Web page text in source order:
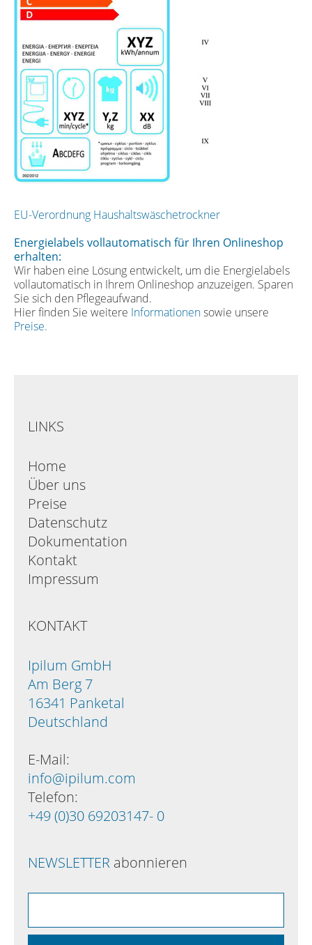
EU-Verordnung Haushaltswäschetrockner
Energielabels vollautomatisch für Ihren Onlineshop
erhalten:
Wir haben eine Lösung entwickelt, um die Energielabels
vollautomatisch in Ihrem Onlineshop anzuzeigen. Sparen
Sie sich den Pflegeaufwand.
Hier finden Sie weitere Informationensowie unsere
Preise.
LINKS
Home
Über uns
Preise
Datenschutz
Dokumentation
Kontakt
Impressum
KONTAKT
Ipilum GmbH
Am Berg 7
16341 Panketal
Deutschland
E-Mail:
info@ipilum.com
Telefon:
+49 (0)30 69203147- 0
NEWSLETTER abonnieren